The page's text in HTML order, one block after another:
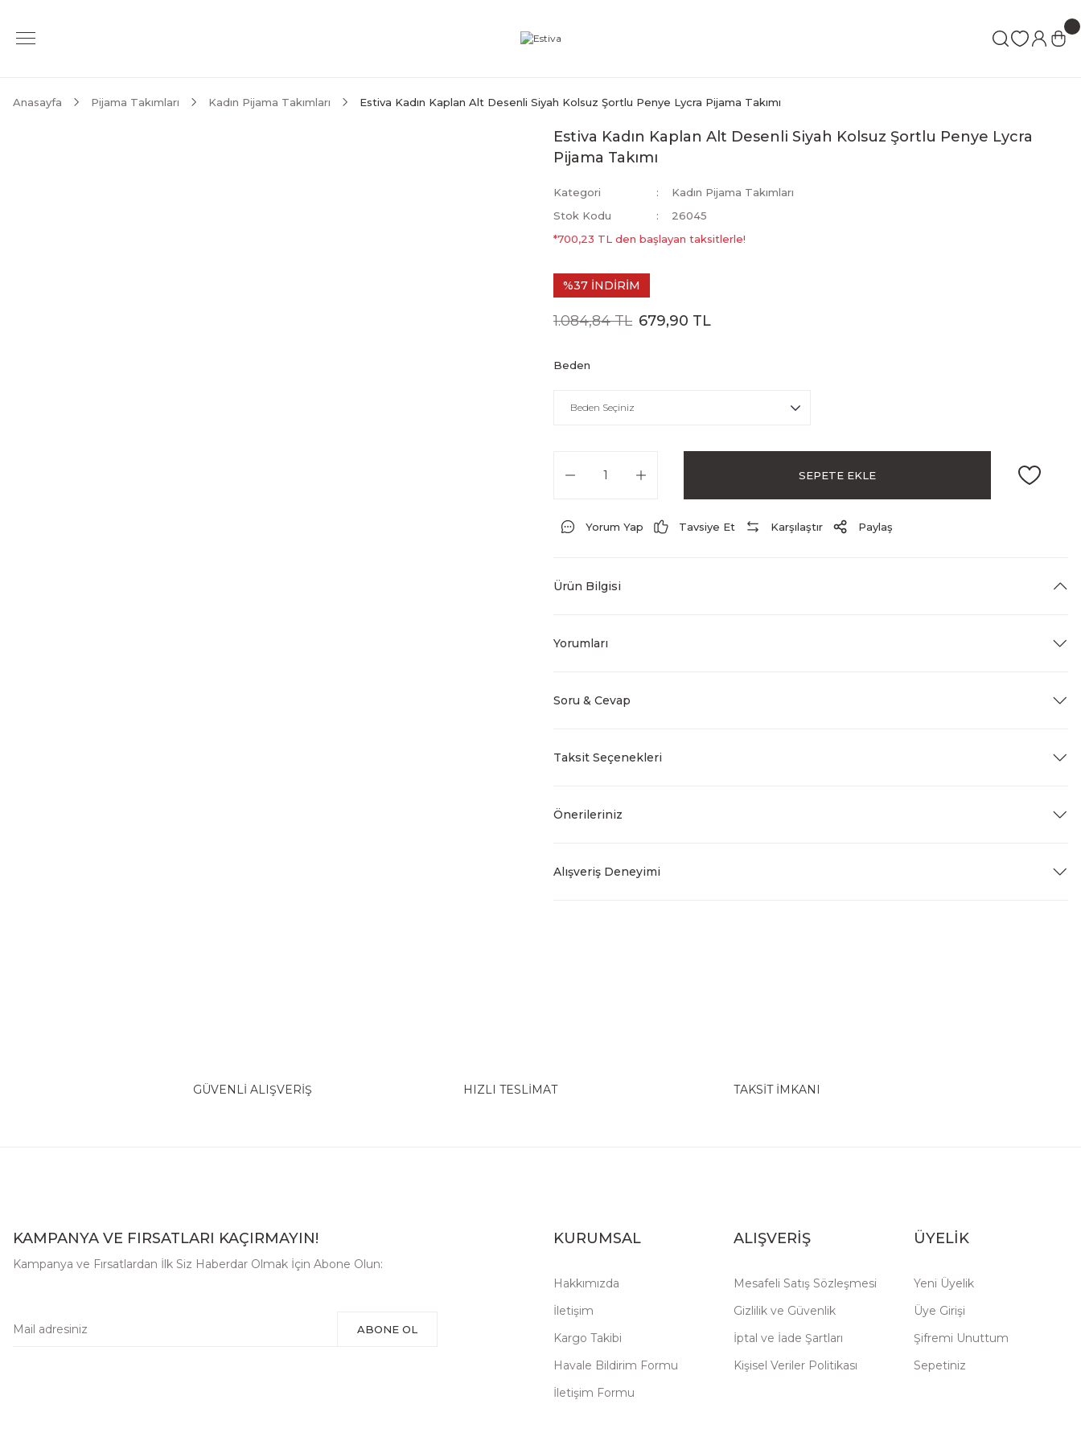
Anasayfa Pijama Takımları Kadın Pijama Takımları Estiva Kadın Kaplan Alt Desenli Siyah Kolsuz Şortlu Penye Lycra Pijama Takımı
Estiva Kadın Kaplan Alt Desenli Siyah Kolsuz Şortlu Penye Lycra
Pijama Takımı
Kategori
Kadın Pijama Takımları
Stok Kodu
26045
*700,23 TL den başlayan taksitlerle!
%37 İNDİRİM
1.084,84 TL 679,90 TL
Beden
SEPETE EKLE
Yorum Yap Tavsiye Et Karşılaştır Paylaş
Ürün Bilgisi
Yorumları
Soru & Cevap
Taksit Seçenekleri
Önerileriniz
Alışveriş Deneyimi
GÜVENLİ ALIŞVERİŞ HIZLI TESLİMAT TAKSİT İMKANI
KAMPANYA VE FIRSATLARI KAÇIRMAYIN!
Kampanya ve Fırsatlardan İlk Siz Haberdar Olmak İçin Abone Olun:
ABONE OL
KURUMSAL
Hakkımızda
İletişim
Kargo Takibi
Havale Bildirim Formu
İletişim Formu
ALIŞVERİŞ
Mesafeli Satış Sözleşmesi
Gizlilik ve Güvenlik
İptal ve İade Şartları
Kişisel Veriler Politikası
ÜYELİK
Yeni Üyelik
Üye Girişi
Şifremi Unuttum
Sepetiniz